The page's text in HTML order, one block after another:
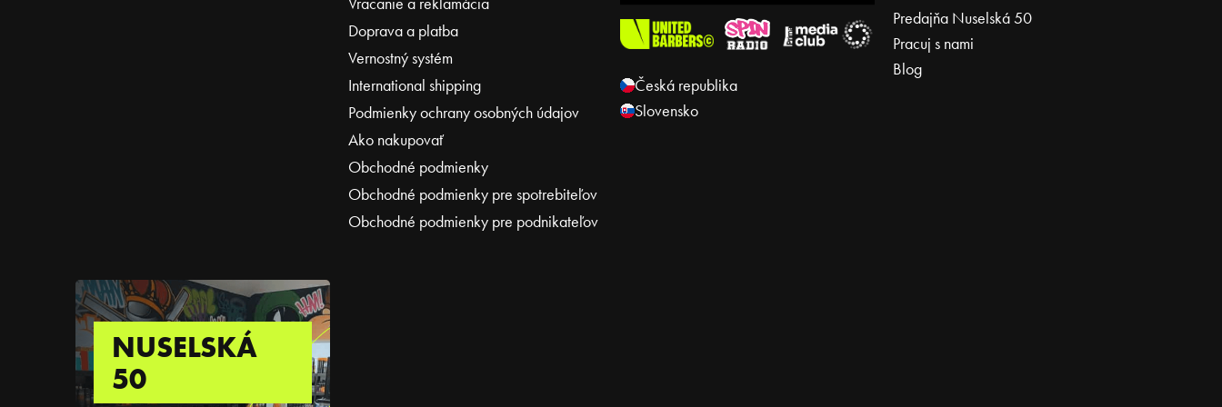
Česká republika
Slovensko
Doprava a platba
Vernostný systém
International shipping
Podmienky ochrany osobných údajov
Ako nakupovať
Obchodné podmienky
Obchodné podmienky pre spotrebiteľov
Obchodné podmienky pre podnikateľov
Predajňa Nuselská 50
Pracuj s nami
Blog
NUSELSKÁ
50